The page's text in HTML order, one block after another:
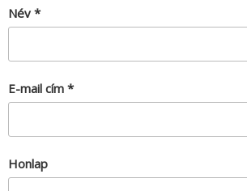
Név *
E-mail cím *
Honlap